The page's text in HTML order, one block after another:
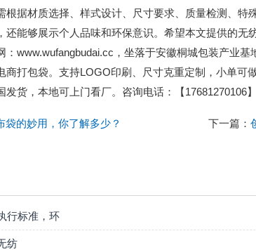
根据材质选择、样式设计、尺寸要求、质量检测、特
能够展示个人品味和环保意识。希望本文提供的无
：www.wufangbudai.cc，坐落于安徽桐城包装产业
商打包袋。支持LOGO印刷、尺寸克重定制，小单可
货，本地可上门看厂。咨询电话：【17681270106】
袋的妙用，你了解多少？ 下一篇：
行标准，环
纺